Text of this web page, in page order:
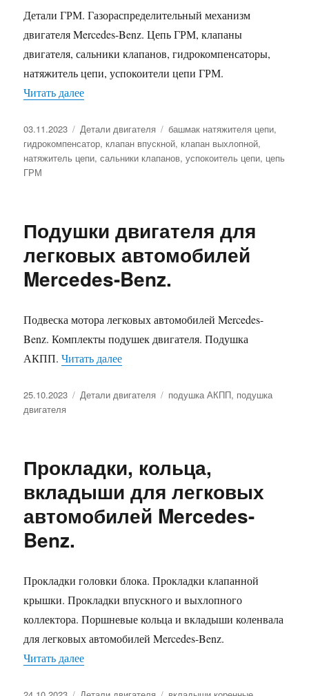
Детали ГРМ. Газораспределительный механизм
двигателя Mercedes-Benz. Цепь ГРМ, клапаны
двигателя, сальники клапанов, гидрокомпенсаторы,
натяжитель цепи, успокоители цепи ГРМ.
Читать далее«Детали ГРМ для легковых автомобилей
Опубликовано
03.11.2023 Рубрики
Детали двигателя Метки
башмак натяжителя цепи,
гидрокомпенсатор, клапан впускной, клапан выхлопной,
натяжитель цепи,сальники клапанов,успокоитель цепи, цепь
ГРМ
Подушки двигателя для
легковых автомобилей
Mercedes-Benz.
Подвеска мотора легковых автомобилей Mercedes-
Benz. Комплекты подушек двигателя. Подушка
АКПП.Читать далее«Подушки двигателя для легковых
Опубликовано
25.10.2023 Рубрики
Детали двигателя Метки
подушка АКПП, подушка
двигателя
Прокладки, кольца,
вкладыши для легковых
автомобилей Mercedes-
Benz.
Прокладки головки блока. Прокладки клапанной
крышки. Прокладки впускного и выхлопного
коллектора. Поршневые кольца и вкладыши коленвала
для легковых автомобилей Mercedes-Benz.
Читать далее«Прокладки, кольца, вкладыши для легковых